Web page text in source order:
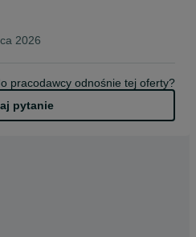
2026
pracodawcy odnośnie tej oferty?
pytanie